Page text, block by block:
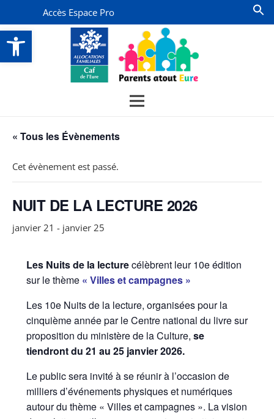
Ouvrir la barre d’outils
Accès Espace Pro
« Tous les Évènements
Cet évènement est passé.
NUIT DE LA LECTURE 2026
janvier 21 - janvier 25
Les Nuits de la lecturecélèbrent leur 10e édition
sur le thème « Villes et campagnes »
Les 10e Nuits de la lecture, organisées pour la
cinquième année par le Centre national du livre sur
proposition du ministère de la Culture, se
tiendront du 21 au 25 janvier 2026.
Le public sera invité à se réunir à l’occasion de
milliers d’événements physiques et numériques
autour du thème « Villes et campagnes ». La vision